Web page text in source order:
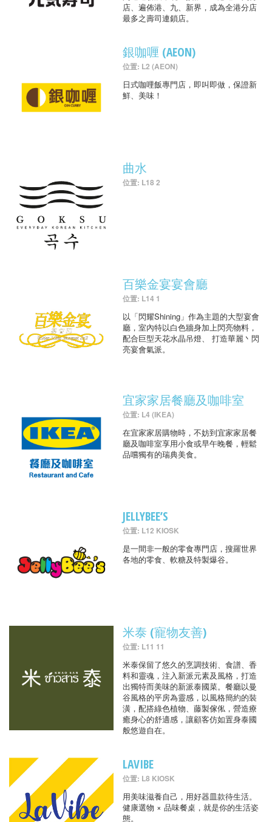
店、遍佈港、九、新界，成為全港分店
最多之壽司連鎖店。
銀咖喱 (AEON)
位置: L2 (AEON)
日式咖哩飯專門店，即叫即做，保證新
鮮、美味！
曲水
位置: L18 2
百樂金宴宴會廳
位置: L14 1
以「閃耀Shining」作為主題的大型宴會
廳，室內特以白色牆身加上閃亮物料，
配合巨型天花水晶吊燈、 打造華麗丶閃
亮宴會氣派。
宜家家居餐廳及咖啡室
位置: L4 (IKEA)
在宜家家居購物時，不妨到宜家家居餐
廳及咖啡室享用小食或早午晚餐，輕鬆
品嚐獨有的瑞典美食。
JELLYBEE’S
位置: L12 KIOSK
是一間非一般的零食專門店，搜羅世界
各地的零食、軟糖及特製爆谷。
米泰 (寵物友善)
位置: L11 11
米泰保留了悠久的烹調技術、食譜、香
料和靈魂，注入新派元素及風格，打造
出獨特而美味的新派泰國菜。餐廳以曼
谷風格的平房為靈感，以風格簡約的裝
潢，配搭綠色植物、藤製傢俬，營造療
癒身心的舒適感，讓顧客仿如置身泰國
般悠遊自在。
LAVIBE
位置: L8 KIOSK
用美味滋養自己，用好器皿款待生活。
健康選物 × 品味餐桌，就是你的生活姿
態。